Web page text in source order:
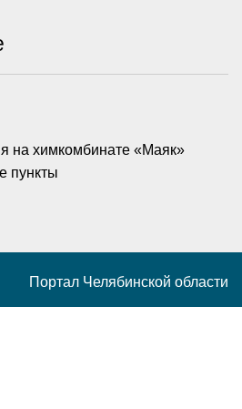
на химкомбинате «Маяк»
пункты
Портал Челябинской области